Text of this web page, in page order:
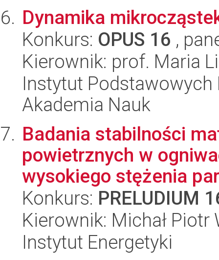
Dynamika
Konkurs: OPUS 16 ,
Kierownik: prof. Maria
Instytut
Akademia Nauk
Badania stabilności
powietrznych w
wysokiego stężenia
Konkurs: PRELUDIUM
Kierownik: Michał Piotr
Instytut Energetyki